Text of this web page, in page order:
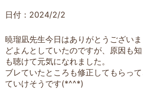
日付：2024/2/2
暁瑠凪先生今日はありがとうございま
どよんとしていたのですが、原因も
も聴けて元気になれました。
ブレていたところも修正してもらっ
ていけそうです(*^^*)